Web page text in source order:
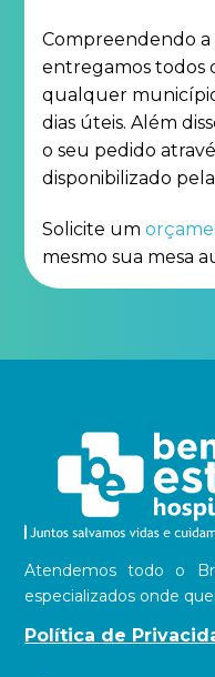
Compreendendo
entregamos todos
qualquer
dias úteis. Além
o seu pedido
disponibilizado
Solicite um
mesmo sua mesa
Atendemos todo o
especializados onde
Política de